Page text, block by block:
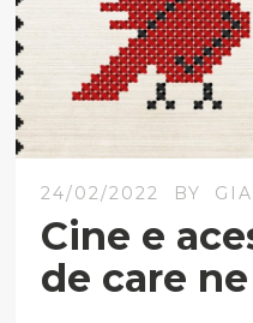
24/02/2022 BY
Cine e
de care